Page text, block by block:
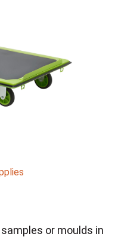
or moulds in